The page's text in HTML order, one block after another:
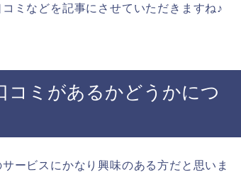
ミなどを記事にさせていただきますね♪
コミがあるかどうかにつ
ービスにかなり興味のある方だと思いま